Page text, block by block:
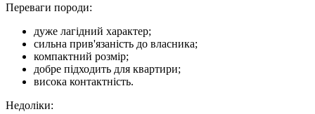
Переваги породи:
дуже лагідний характер;
сильна прив'язаність до власника;
компактний розмір;
добре підходить для квартири;
висока контактність.
Недоліки: